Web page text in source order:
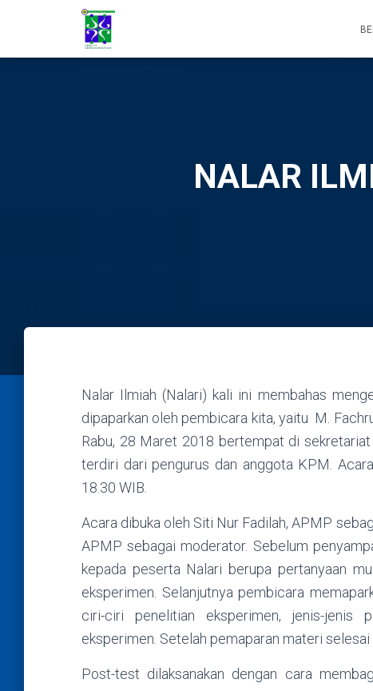
NALAR
Nalar Ilmiah (Nalari) kali ini membahas
dipaparkan oleh pembicara kita, yaitu M.
Rabu, 28 Maret 2018 bertempat di
terdiri dari pengurus dan anggota KPM.
18.30 WIB.
Acara dibuka oleh Siti Nur Fadilah, APMP
APMP sebagai moderator. Sebelum
kepada peserta Nalari berupa pertanyaan
eksperimen. Selanjutnya pembicara
ciri-ciri penelitian eksperimen, jenis-jenis
eksperimen. Setelah pemaparan materi
Post-test dilaksanakan dengan cara